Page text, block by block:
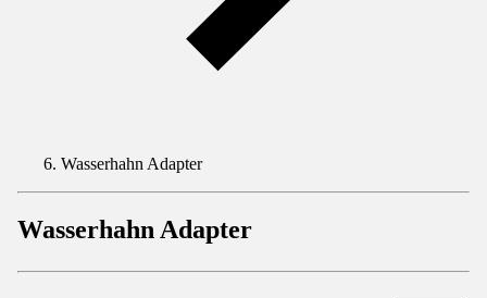
Wasserhahn Adapter
Wasserhahn Adapter